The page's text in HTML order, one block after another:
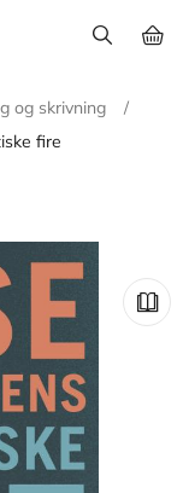
og skrivning
/
fire